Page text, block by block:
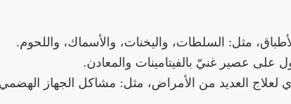
مثل: السلطات، واليخنات، والأسماك، واللحوم.
عصير غنيّ بالفيتامينات والمعادن.
العديد من الأمراض، مثل: مشاكل الجهاز